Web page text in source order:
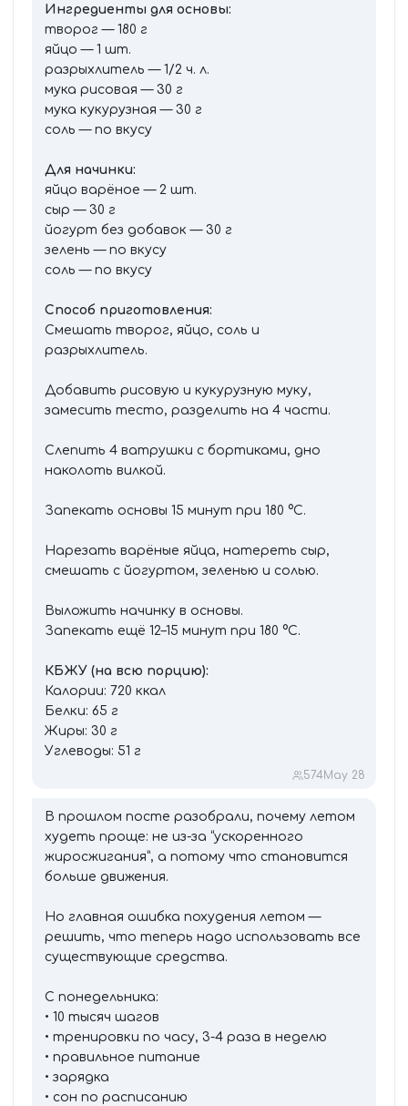
Ингредиенты для основы:
творог — 180 г
яйцо — 1 шт.
разрыхлитель — 1/2 ч. л.
мука рисовая — 30 г
мука кукурузная — 30 г
соль — по вкусу
Для начинки:
яйцо варёное — 2 шт.
сыр — 30 г
йогурт без добавок — 30 г
зелень — по вкусу
соль — по вкусу
Способ приготовления:
Смешать творог, яйцо, соль и
разрыхлитель.
Добавить рисовую и кукурузную муку,
замесить тесто, разделить на 4 части.
Слепить 4 ватрушки с бортиками, дно
наколоть вилкой.
Запекать основы 15 минут при 180 °C.
Нарезать варёные яйца, натереть сыр,
смешать с йогуртом, зеленью и солью.
Выложить начинку в основы.
Запекать ещё 12–15 минут при 180 °C.
КБЖУ (на всю порцию):
Калории: 720 ккал
Белки: 65 г
Жиры: 30 г
Углеводы: 51 г
574 May 28
В прошлом посте разобрали, почему летом
худеть проще: не из-за “ускоренного
жиросжигания”, а потому что становится
больше движения.
Но главная ошибка похудения летом —
решить, что теперь надо использовать все
существующие средства.
С понедельника:
• 10 тысяч шагов
• тренировки по часу, 3-4 раза в неделю
• правильное питание
• зарядка
• сон по расписанию